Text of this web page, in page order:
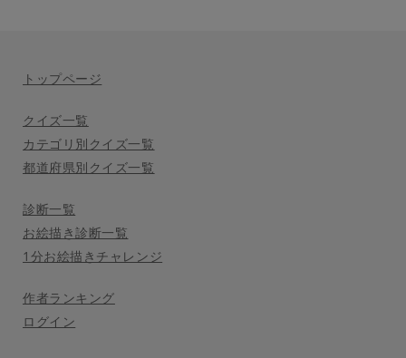
トップページ
クイズ一覧
カテゴリ別クイズ一覧
都道府県別クイズ一覧
診断一覧
お絵描き診断一覧
1分お絵描きチャレンジ
作者ランキング
ログイン